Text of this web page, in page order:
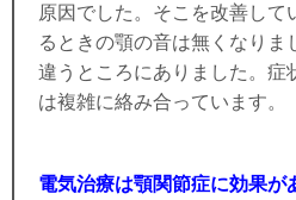
原因でした。そこを改善して
るときの顎の音は無くなりま
違うところにありました。症
は複雑に絡み合っています。
電気治療は顎関節症に効果が